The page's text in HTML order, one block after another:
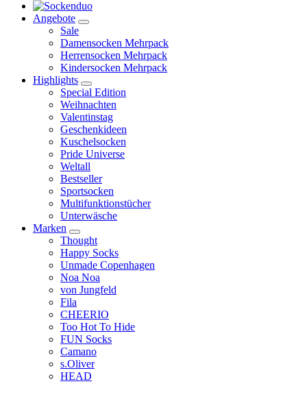
Angebote
Sale
Damensocken Mehrpack
Herrensocken Mehrpack
Kindersocken Mehrpack
Highlights
Special Edition
Weihnachten
Valentinstag
Geschenkideen
Kuschelsocken
Pride Universe
Weltall
Bestseller
Sportsocken
Multifunktionstücher
Unterwäsche
Marken
Thought
Happy Socks
Unmade Copenhagen
Noa Noa
von Jungfeld
Fila
CHEERIO
Too Hot To Hide
FUN Socks
Camano
s.Oliver
HEAD